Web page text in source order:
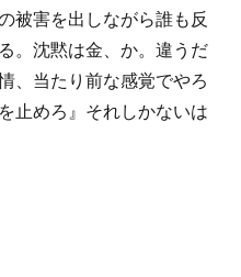
被害を出しながら誰も反
。沈黙は金、か。違うだ
、当たり前な感覚でやろ
止めろ』それしかないは